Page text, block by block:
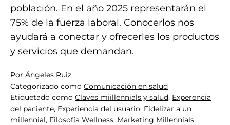
población. En el año 2025 representarán el
75% de la fuerza laboral. Conocerlos nos
ayudará a conectar y ofrecerles los productos
y servicios que demandan.
Por Ángeles Ruiz
Categorizado como Comunicación en salud
Etiquetado como Claves miillennials y salud, Experencia
del paciente, Experiencia del usuario, Fidelizar a un
millennial, Filosofía Wellness, Marketing Millennials,